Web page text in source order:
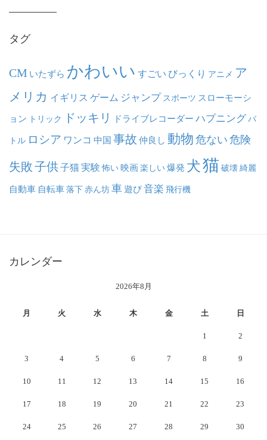
タグ
CM いたずら かわいい すごい びっくり アニメ ア
メリカ イギリス ゲーム ジャンプ スポーツ スローモーシ
ョン トリック ドッキリ ドライブレコーダー ハプニング バ
トル ロシア ワンコ 中国 事故 仲良し 動物 危ない 危険
失敗子供子猫実験 怖い映画楽しい爆発 犬猫 破壊綺麗
自動車 自転車落下赤ん坊車遊び音楽 飛行機
カレンダー
2026年8月
月 火 水 木 金 土 日
1 2
3 4 5 6 7 8 9
10 11 12 13 14 15 16
17 18 19 20 21 22 23
24 25 26 27 28 29 30